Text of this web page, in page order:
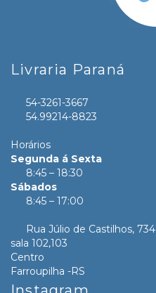
Livraria Paraná
54-3261-3667
54.99214-8823
Horários
Segunda á Sexta
8:45 – 18:30
Sábados
8:45 – 17:00
Rua Júlio de Castilhos, 734
sala 102,103
Centro
Farroupilha -RS